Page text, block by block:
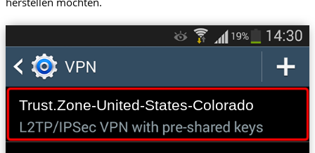
Trust.Zone-United-States-Colorado